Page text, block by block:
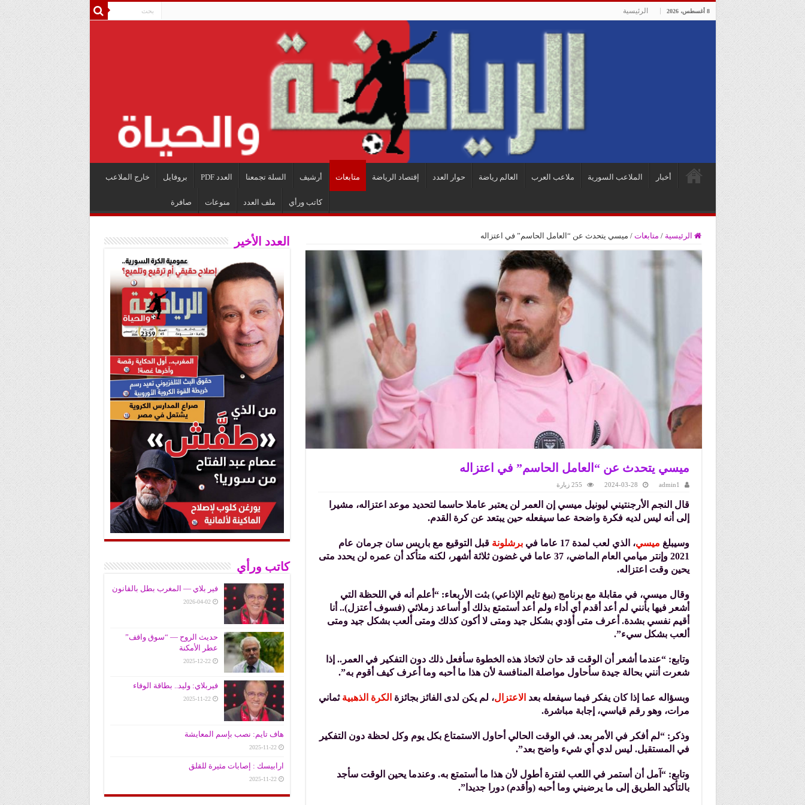
8 أغسطس، 2026 الرئيسية
أخبار الملاعب السورية ملاعب العرب العالم رياضة حوار العدد إقتصاد الرياضة متابعات أرشيف السلة تجمعنا العدد PDF بروفايل خارج الملاعب
كاتب ورأي ملف العدد منوعات صافرة
الرئيسية / متابعات / ميسي يتحدث عن “العامل الحاسم” في اعتزاله
ميسي يتحدث عن “العامل الحاسم” في اعتزاله
admin1
2024-03-28 255 زيارة
قال النجم الأرجنتيني ليونيل ميسي إن العمر لن يعتبر عاملا حاسما لتحديد موعد اعتزاله، مشيرا
إلى أنه ليس لديه فكرة واضحة عما سيفعله حين يبتعد عن كرة القدم.
وسيبلغ ميسي، الذي لعب لمدة 17 عاما في برشلونة قبل التوقيع مع باريس سان جرمان عام
2021 وإنتر ميامي العام الماضي، 37 عاما في غضون ثلاثة أشهر، لكنه متأكد أن عمره لن يحدد متى
يحين وقت اعتزاله.
وقال ميسي، في مقابلة مع برنامج (بيغ تايم الإذاعي) بثت الأربعاء: “أعلم أنه في اللحظة التي
أشعر فيها بأنني لم أعد أقدم أي أداء ولم أعد أستمتع بذلك أو أساعد زملائي (فسوف أعتزل).. أنا
أقيم نفسي بشدة. أعرف متى أؤدي بشكل جيد ومتى لا أكون كذلك ومتى ألعب بشكل جيد ومتى
ألعب بشكل سيء”.
وتابع: “عندما أشعر أن الوقت قد حان لاتخاذ هذه الخطوة سأفعل ذلك دون التفكير في العمر.. إذا
شعرت أنني بحالة جيدة سأحاول مواصلة المنافسة لأن هذا ما أحبه وما أعرف كيف أقوم به”.
وبسؤاله عما إذا كان يفكر فيما سيفعله بعد الاعتزال، لم يكن لدى الفائز بجائزة الكرة الذهبية ثماني
مرات، وهو رقم قياسي، إجابة مباشرة.
وذكر: “لم أفكر في الأمر بعد. في الوقت الحالي أحاول الاستمتاع بكل يوم وكل لحظة دون التفكير
في المستقبل. ليس لدي أي شيء واضح بعد”.
وتابع: “آمل أن أستمر في اللعب لفترة أطول لأن هذا ما أستمتع به. وعندما يحين الوقت سأجد
بالتأكيد الطريق إلى ما يرضيني وما أحبه (وأقدم) دورا جديدا”.
العدد الأخير
كاتب ورأي
فير بلاي — المغرب بطل بالقانون
2026-04-02
حديث الروح — “سوق واقف”
عطر الأمكنة
2025-12-22
فيربلاي: وليد.. بطاقة الوفاء
2025-11-22
هاف تايم: نصب بإسم المعايشة
2025-11-22
ارابيسك : إصابات مثيرة للقلق
2025-11-22